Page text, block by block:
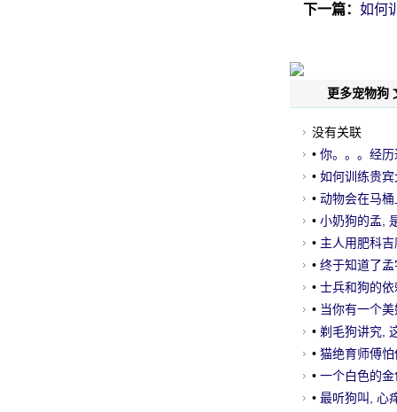
下一篇： 如何
更多宠物狗
没有关联
• 你。。。经
• 如何训练贵宾
• 动物会在马
• 小奶狗的孟,
• 主人用肥科
• 终于知道了
• 士兵和狗的
• 当你有一个
里？
• 剃毛狗讲究,
• 猫绝育师傅
• 一个白色的
• 最听狗叫, 心